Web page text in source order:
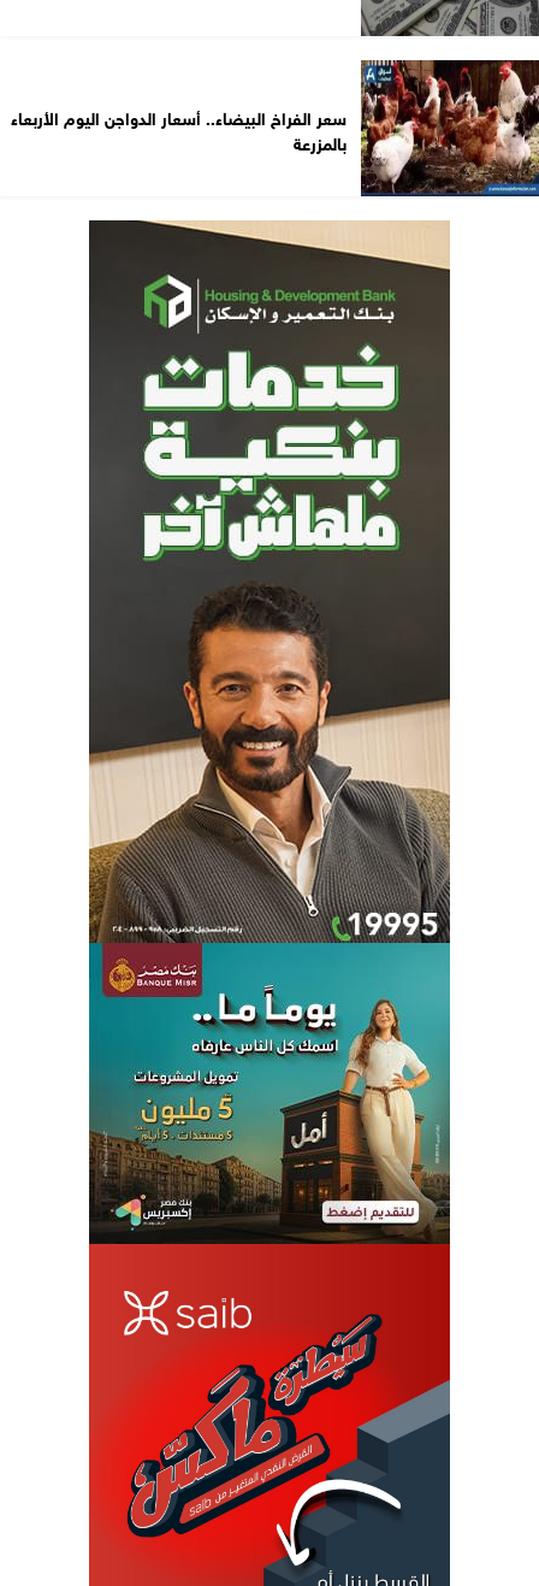
سعر الفراخ البيضاء.. أسعار الدواجن اليوم الأربعاء
بالمزرعة